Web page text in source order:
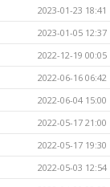
2023-01-23 18:41
2023-01-05 12:37
2022-12-19 00:05
2022-06-16 06:42
2022-06-04 15:00
2022-05-17 21:00
2022-05-17 19:30
2022-05-03 12:54